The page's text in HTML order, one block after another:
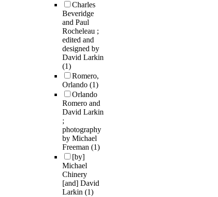
Charles
Beveridge
and Paul
Rocheleau ;
edited and
designed by
David Larkin
(1)
Romero,
Orlando (1)
Orlando
Romero and
David Larkin
;
photography
by Michael
Freeman (1)
[by]
Michael
Chinery
[and] David
Larkin (1)